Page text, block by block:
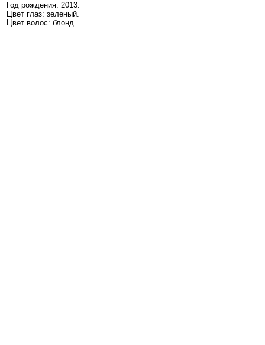
Год рождения: 2013.
Цвет глаз: зеленый.
Цвет волос: блонд.